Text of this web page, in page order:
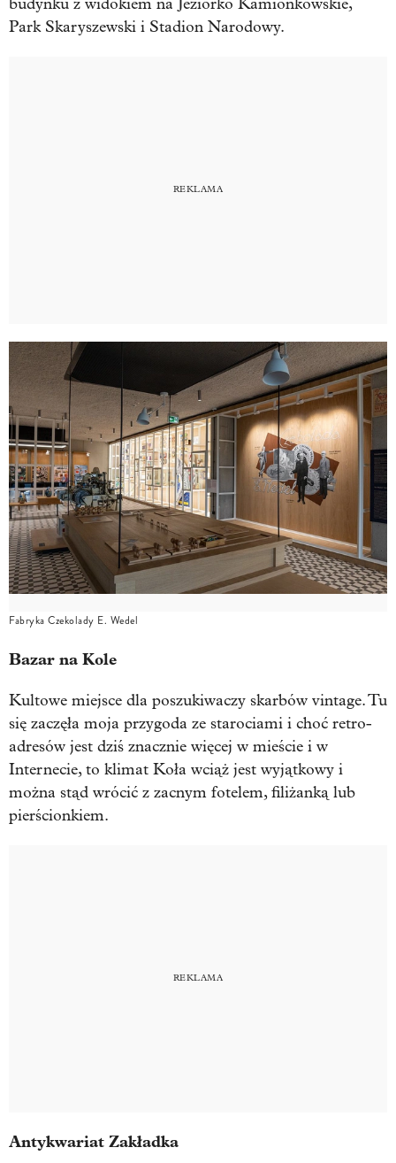
budynku z widokiem na Jeziorko Kamionkowskie,
Park Skaryszewski i Stadion Narodowy.
Fabryka Czekolady E. Wedel
Bazar na Kole
Kultowe miejsce dla poszukiwaczy skarbów vintage. Tu
się zaczęła moja przygoda ze starociami i choć retro-
adresów jest dziś znacznie więcej w mieście i w
Internecie, to klimat Koła wciąż jest wyjątkowy i
można stąd wrócić z zacnym fotelem, filiżanką lub
pierścionkiem.
Antykwariat Zakładka